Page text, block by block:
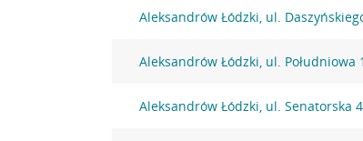
Aleksandrów Łódzki, ul.
Aleksandrów Łódzki, ul. Południowa
Aleksandrów Łódzki, ul. Senatorska 4